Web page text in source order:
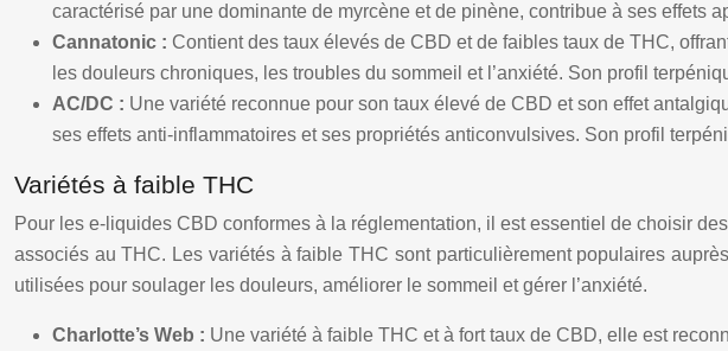
caractérisé par une dominante de myrcène et de pinène, contribue à ses effets
Cannatonic : Contient des taux élevés de CBD et de faibles taux de THC,
les douleurs chroniques, les troubles du sommeil et l’anxiété. Son profil
AC/DC : Une variété reconnue pour son taux élevé de CBD et son effet
ses effets anti-inflammatoires et ses propriétés anticonvulsives. Son profil
Variétés à faible THC
Pour les e-liquides CBD conformes à la réglementation, il est essentiel de choisir
associés au THC. Les variétés à faible THC sont particulièrement populaires
utilisées pour soulager les douleurs, améliorer le sommeil et gérer l’anxiété.
Charlotte’s Web : Une variété à faible THC et à fort taux de CBD, elle est